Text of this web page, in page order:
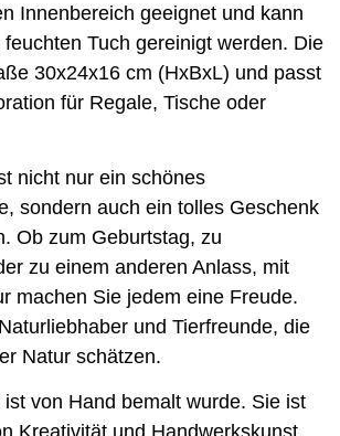
Innenbereich geeignet und kann
Tuch gereinigt werden. Die
30x24x16 cm (HxBxL) und passt
für Regale, Tische oder
nicht nur ein schönes
sondern auch ein tolles Geschenk
Ob zum Geburtstag, zu
zu einem anderen Anlass, mit
machen Sie jedem eine Freude.
und Tierfreunde, die
Natur schätzen.
von Hand bemalt wurde. Sie ist
Kreativität und Handwerkskunst,